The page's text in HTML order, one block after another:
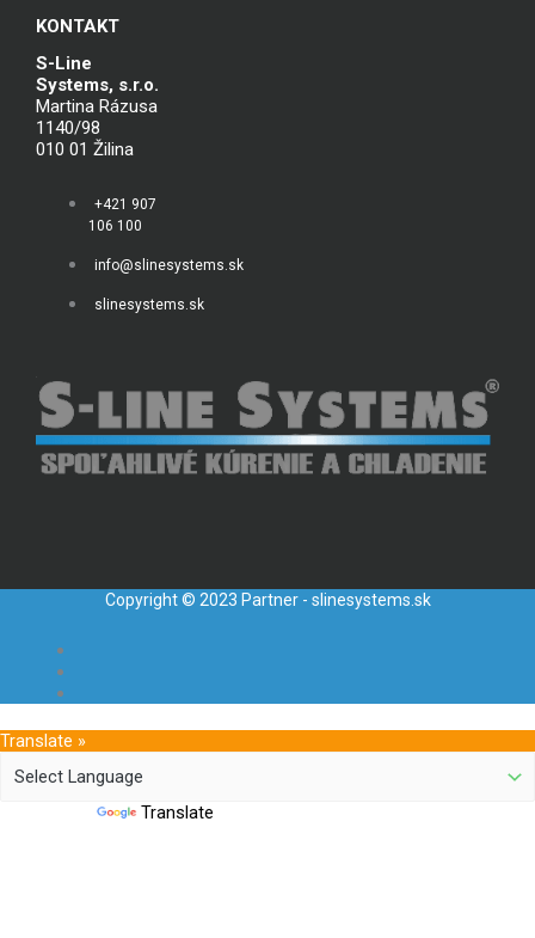
KONTAKT
S-Line
Systems, s.r.o.
Martina Rázusa
1140/98
010 01 Žilina
+421 907
106 100
info@slinesystems.sk
slinesystems.sk
Copyright © 2023 Partner - slinesystems.sk
Translate »
Translate